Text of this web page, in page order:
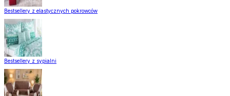
Bestsellery z elastycznych pokrowców
Bestsellery z sypialni